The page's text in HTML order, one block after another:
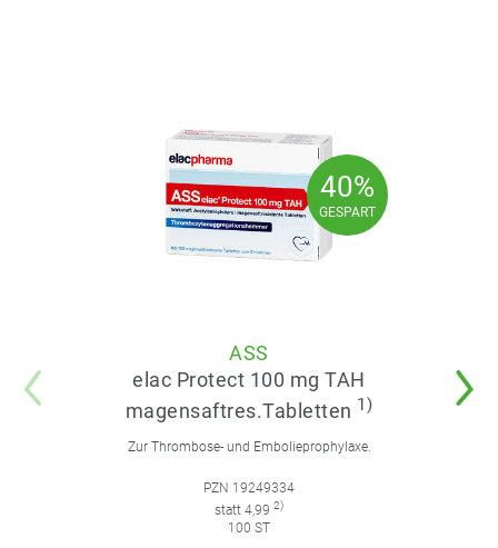
40%
GESPART
40%
GESPART
ASS
elac Protect 100 mg TAH
magensaftres.Tabletten 1)
Zur Thrombose- und Embolieprophylaxe.
PZN 19249334
statt 4,99 2)
100 ST